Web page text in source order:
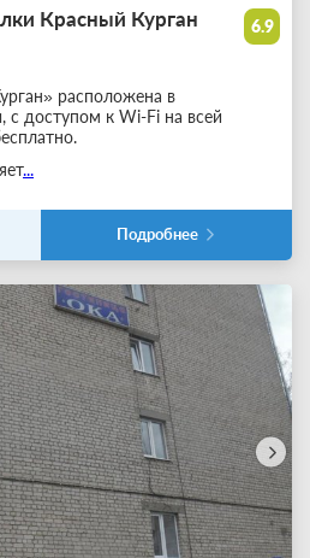
6.9
Красный Курган
расположена в
с доступом к Wi-Fi на всей
...
Подробнее